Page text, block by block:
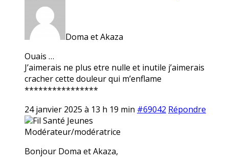
Doma et Akaza
Ouais …
J’aimerais ne plus etre nulle et inutile j’aimerais
cracher cette douleur qui m’enflame
****************
24 janvier 2025 à 13 h 19 min #69042 Répondre
Fil Santé Jeunes
Modérateur/modératrice
Bonjour Doma et Akaza,